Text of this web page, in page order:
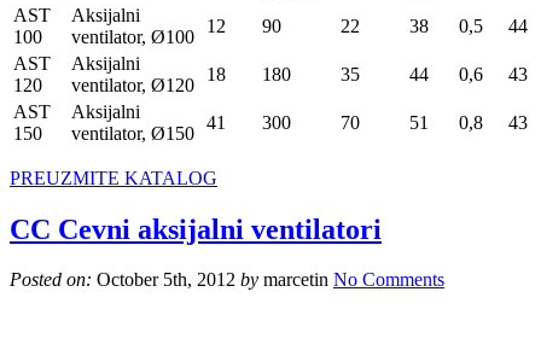
AST
100
Aksijalni
ventilator, Ø100
12 90 22 38 0,5
44
AST
120
Aksijalni
ventilator, Ø120
18 180 35 44 0,6
43
AST
150
Aksijalni
ventilator, Ø150
41 300 70 51 0,8 43
PREUZMITE KATALOG
CC Cevni aksijalni ventilatori
Posted on: October 5th, 2012 by marcetin No Comments